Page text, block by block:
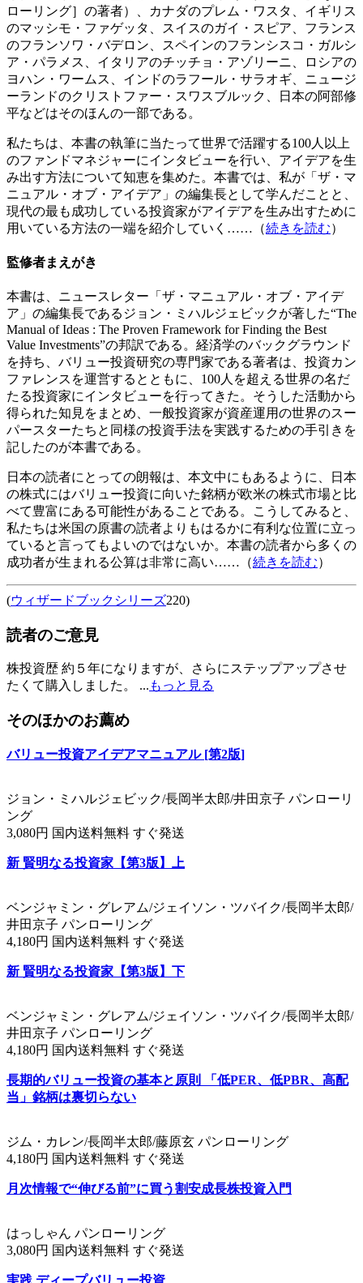
ローリング］の著者）、カナダのプレム・ワスタ、イギリス
のマッシモ・ファゲッタ、スイスのガイ・スピア、フランス
のフランソワ・バデロン、スペインのフランシスコ・ガルシ
ア・パラメス、イタリアのチッチョ・アゾリーニ、ロシアの
ヨハン・ワームス、インドのラフール・サラオギ、ニュージ
ーランドのクリストファー・スワスブルック、日本の阿部修
平などはそのほんの一部である。
私たちは、本書の執筆に当たって世界で活躍する100人以上
のファンドマネジャーにインタビューを行い、アイデアを生
み出す方法について知恵を集めた。本書では、私が「ザ・マ
ニュアル・オブ・アイデア」の編集長として学んだことと、
現代の最も成功している投資家がアイデアを生み出すために
用いている方法の一端を紹介していく……（続きを読む）
監修者まえがき
本書は、ニュースレター「ザ・マニュアル・オブ・アイデ
ア」の編集長であるジョン・ミハルジェビックが著した“The
Manual of Ideas : The Proven Framework for Finding the Best
Value Investments”の邦訳である。経済学のバックグラウンド
を持ち、バリュー投資研究の専門家である著者は、投資カン
ファレンスを運営するとともに、100人を超える世界の名だ
たる投資家にインタビューを行ってきた。そうした活動から
得られた知見をまとめ、一般投資家が資産運用の世界のスー
パースターたちと同様の投資手法を実践するための手引きを
記したのが本書である。
日本の読者にとっての朗報は、本文中にもあるように、日本
の株式にはバリュー投資に向いた銘柄が欧米の株式市場と比
べて豊富にある可能性があることである。こうしてみると、
私たちは米国の原書の読者よりもはるかに有利な位置に立っ
ていると言ってもよいのではないか。本書の読者から多くの
成功者が生まれる公算は非常に高い……（続きを読む）
(ウィザードブックシリーズ220)
読者のご意見
株投資歴 約５年になりますが、さらにステップアップさせ
たくて購入しました。 ... もっと見る
そのほかのお薦め
バリュー投資アイデアマニュアル [第2版]
ジョン・ミハルジェビック/長岡半太郎/井田京子 パンローリ
ング
3,080円 国内送料無料 すぐ発送
新 賢明なる投資家【第3版】上
ベンジャミン・グレアム/ジェイソン・ツバイク/長岡半太郎/
井田京子 パンローリング
4,180円 国内送料無料 すぐ発送
新 賢明なる投資家【第3版】下
ベンジャミン・グレアム/ジェイソン・ツバイク/長岡半太郎/
井田京子 パンローリング
4,180円 国内送料無料 すぐ発送
長期的バリュー投資の基本と原則 「低PER、低PBR、高配
当」銘柄は裏切らない
ジム・カレン/長岡半太郎/藤原玄 パンローリング
4,180円 国内送料無料 すぐ発送
月次情報で“伸びる前”に買う割安成長株投資入門
はっしゃん パンローリング
3,080円 国内送料無料 すぐ発送
実践 ディープバリュー投資